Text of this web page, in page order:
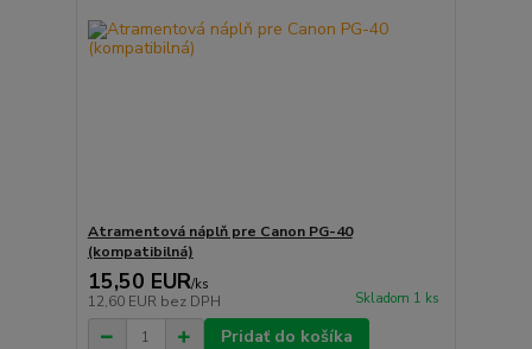
Atramentová náplň pre Canon PG-40
(kompatibilná)
15,50 EUR/ks
12,60 EUR bez DPH Skladom 1 ks
Pridať do košíka